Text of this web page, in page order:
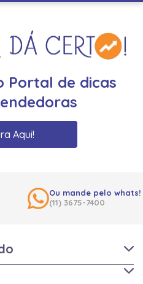
Portal de dicas
Aqui!
Ou mande pelo whats!
(11) 3675-7400